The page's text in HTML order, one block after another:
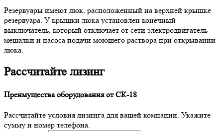
Резервуары имеют люк, расположенный на верхней крышке
резервуара. У крышки люка установлен конечный
выключатель, который отключает от сети электродвигатель
мешалки и насоса подачи моющего раствора при открывании
люка.
Рассчитайте лизинг
Преимущества оборудования от СК-18
Рассчитайте условия лизинга для вашей компании. Укажите
сумму и номер телефона.